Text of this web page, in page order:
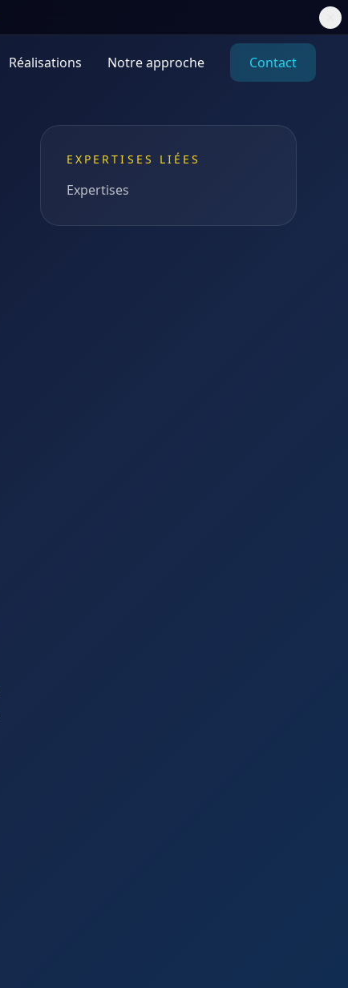
Réalisations Notre approche Contact
EXPERTISES LIÉES
Expertises